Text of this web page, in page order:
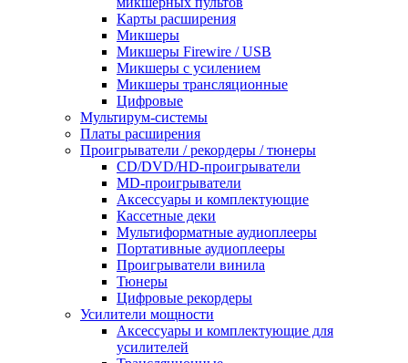
Карты расширения
Микшеры
Микшеры Firewire / USB
Микшеры с усилением
Микшеры трансляционные
Цифровые
Мультирум-системы
Платы расширения
Проигрыватели / рекордеры / тюнеры
CD/DVD/HD-проигрыватели
MD-проигрыватели
Аксессуары и комплектующие
Кассетные деки
Мультиформатные аудиоплееры
Портативные аудиоплееры
Проигрыватели винила
Тюнеры
Цифровые рекордеры
Усилители мощности
Аксессуары и комплектующие для
усилителей